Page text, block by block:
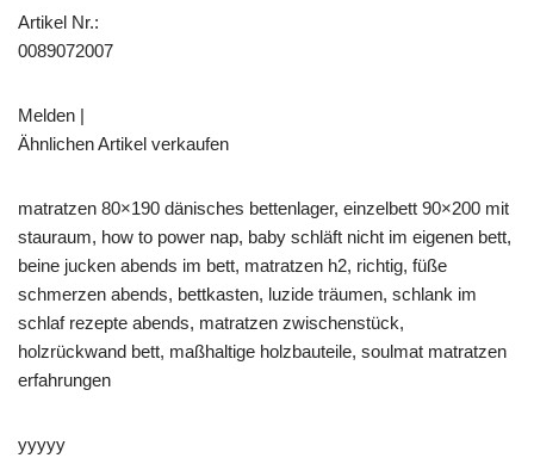
Artikel Nr.:
0089072007
Melden |
Ähnlichen Artikel verkaufen
matratzen 80×190 dänisches bettenlager, einzelbett 90×200 mit
stauraum, how to power nap, baby schläft nicht im eigenen bett,
beine jucken abends im bett, matratzen h2, richtig, füße
schmerzen abends, bettkasten, luzide träumen, schlank im
schlaf rezepte abends, matratzen zwischenstück,
holzrückwand bett, maßhaltige holzbauteile, soulmat matratzen
erfahrungen
yyyyy